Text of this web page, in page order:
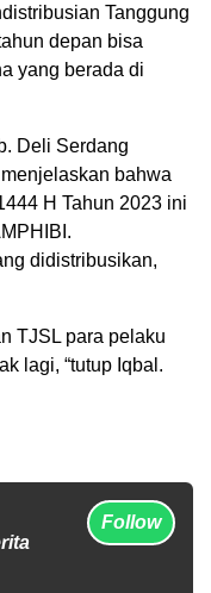
Tanggung
depan bisa
yang berada di
Deli Serdang
bahwa
H Tahun 2023 ini
didistribusikan,
TJSL para pelaku
lagi, “tutup Iqbal.
Follow